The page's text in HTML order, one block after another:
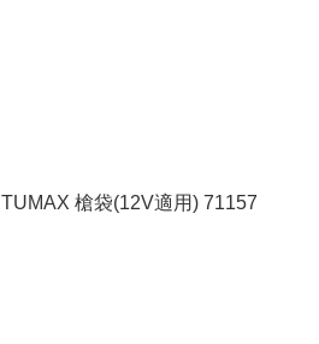
TUMAX 槍袋(12V適用) 71157